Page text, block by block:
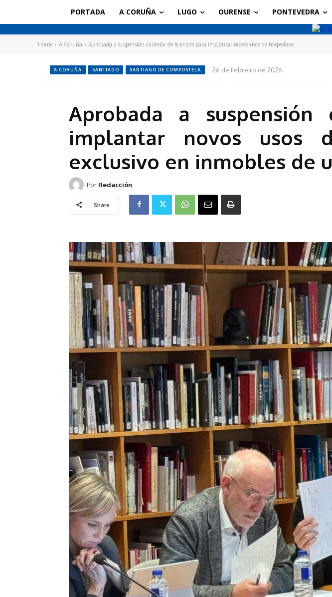
PORTADA A CORUÑA LUGO OURENSE PONTEVEDRA
Home A Coruña Aprobada a suspensión cautelar de licenzas para implantar novos usos de hospedaxe...
A CORUÑA SANTIAGO SANTIAGO DE COMPOSTELA 26 de Febreiro de 2026
Aprobada a
implantar novos usos
exclusivo en inmobles de
Por Redacción
Share